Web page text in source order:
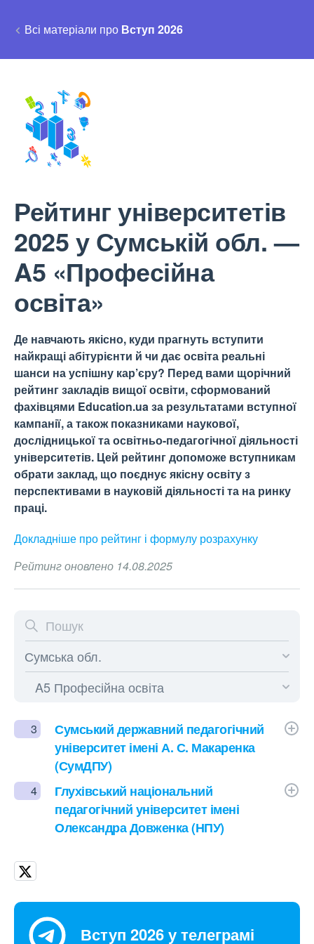
Всі матеріали про Вступ 2026
Рейтинг університетів
2025 у Сумській обл. —
A5 «Професійна
освіта»
Де навчають якісно, куди прагнуть вступити
найкращі абітурієнти й чи дає освіта реальні
шанси на успішну кар’єру? Перед вами щорічний
рейтинг закладів вищої освіти, сформований
фахівцями Education.ua за результатами вступної
кампанії, а також показниками наукової,
дослідницької та освітньо-педагогічної діяльності
університетів. Цей рейтинг допоможе вступникам
обрати заклад, що поєднує якісну освіту з
перспективами в науковій діяльності та на ринку
праці.
Докладніше про рейтинг і формулу розрахунку
Рейтинг оновлено 14.08.2025
3
Сумський державний педагогічний
університет імені А. С. Макаренка
(СумДПУ)
4
Глухівський національний
педагогічний університет імені
Олександра Довженка (НПУ)
Вступ 2026 у телеграмі